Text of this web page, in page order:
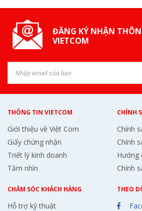
ĐĂNG KÝ NHẬN
VIETCOM
THÔNG TIN VIETCOM
Giới thiệu về Việt Com
Giấy chứng nhận
Triết lý kinh doanh
Tầm nhìn
CHÍNH
Chính
Chính
Hướng
Chính
CHĂM SÓC KHÁCH HÀNG
Hỗ trợ kỹ thuật
THEO